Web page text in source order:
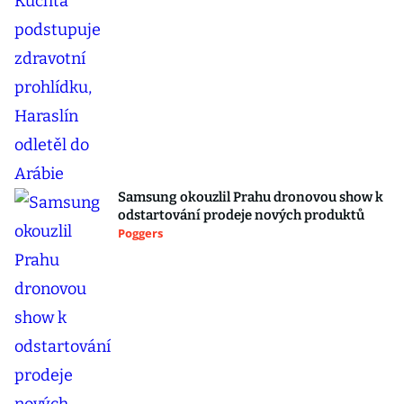
Samsung okouzlil Prahu dronovou show k
odstartování prodeje nových produktů
Poggers